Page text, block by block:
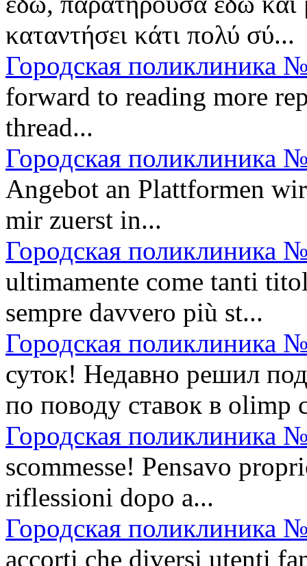
καταντήσει κάτι πολύ σύ...
Городская поликлиника
forward to reading more
thread...
Городская поликлиника
Angebot an Plattformen
mir zuerst in...
Городская поликлиника
ultimamente come tanti
sempre davvero più st...
Городская поликлиника
суток! Недавно решил
по поводу ставок в olimp
Городская поликлиника
scommesse! Pensavo
riflessioni dopo a...
Городская поликлиника
accorti che diversi utenti